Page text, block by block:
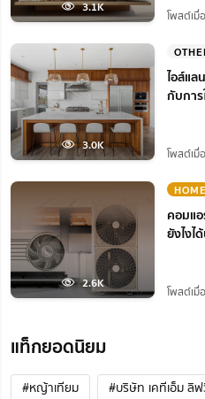
3.1K
โพสต์เ
3.0K
ไอส์แล
กับกา
โพสต์เมื่
2.6K
คอมแอ
ยังไงไ
โพสต์เ
แท็กยอดนิยม
#หญ้าเทียม
#บริษัท เคทีเอ็ม ลิ